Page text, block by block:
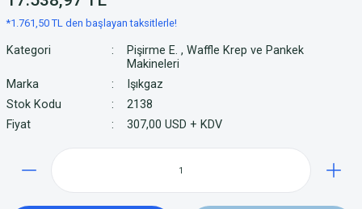
*1.761,50 TL den başlayan taksitlerle!
Kategori Pişirme E. , Waffle Krep ve Pankek
Makineleri
Marka
Işıkgaz
Stok Kodu
2138
Fiyat
307,00 USD + KDV